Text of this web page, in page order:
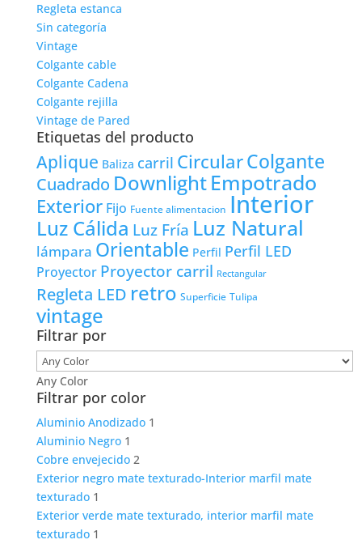
Regleta estanca
Sin categoría
Vintage
Colgante cable
Colgante Cadena
Colgante rejilla
Vintage de Pared
Etiquetas del producto
Aplique Baliza carril CircularColgante
Cuadrado DownlightEmpotrado
Exterior Fijo Fuente alimentacion Interior
Luz Cálida Luz Fría Luz Natural
lámpara Orientable Perfil Perfil LED
Proyector Proyector carril Rectangular
Regleta LED retro Superficie Tulipa
vintage
Filtrar por
Any Color
Filtrar por color
Aluminio Anodizado 1
Aluminio Negro 1
Cobre envejecido 2
Exterior negro mate texturado-Interior marfil mate
texturado 1
Exterior verde mate texturado, interior marfil mate
texturado 1